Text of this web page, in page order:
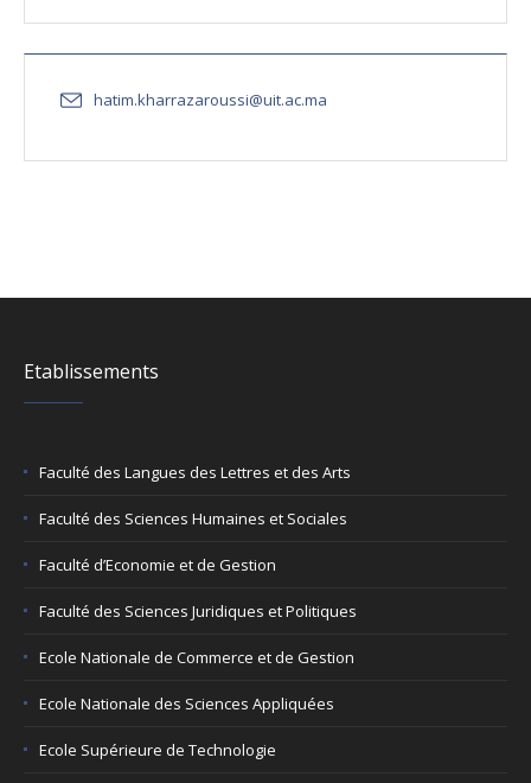
hatim.kharrazaroussi@uit.ac.ma
Etablissements
Faculté des Langues des Lettres et des Arts
Faculté des Sciences Humaines et Sociales
Faculté d’Economie et de Gestion
Faculté des Sciences Juridiques et Politiques
Ecole Nationale de Commerce et de Gestion
Ecole Nationale des Sciences Appliquées
Ecole Supérieure de Technologie